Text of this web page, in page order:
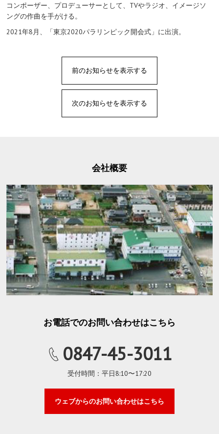
コンポーザー、プロデューサーとして、TVやラジオ、イメージソ
ングの作曲を手がける。
2021年8月、「東京2020パラリンピック開会式」に出演。
前のお知らせを表示する
次のお知らせを表示する
会社概要
お電話でのお問い合わせはこちら
0847-45-3011
受付時間：平日8:10〜17:20
ウェブからのお問い合わせはこちら